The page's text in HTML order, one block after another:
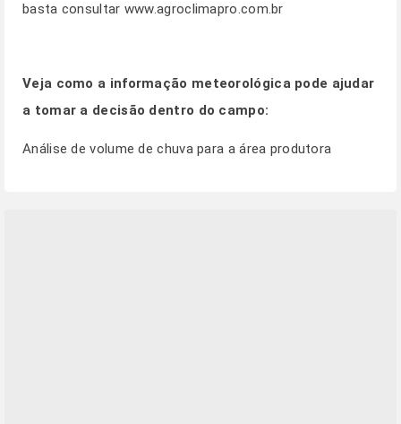
basta consultar www.agroclimapro.com.br
Veja como a informação meteorológica pode ajudar
a tomar a decisão dentro do campo:
Análise de volume de chuva para a área produtora